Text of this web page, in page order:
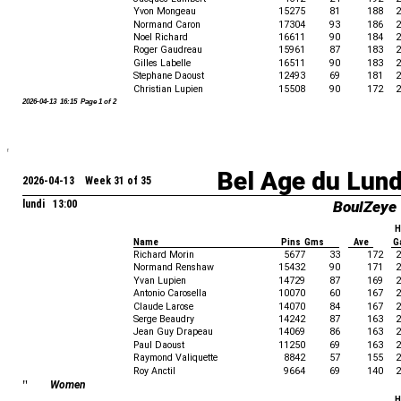
Yvon Mongeau
15275 81 188
Normand Caron
17304 93 186
Noel Richard
16611 90 184
Roger Gaudreau
15961 87 183
Gilles Labelle
16511 90 183
Stephane Daoust
12493 69 181
Christian Lupien
15508 90 172
2026-04-13 16:15 Page 1 of 2
Bel Age du
2026-04-13 Week 31 of 35
lundi 13:00
BoulZeye
Name
Pins Gms Ave
Richard Morin
5677 33 172
Normand Renshaw
15432 90 171
Yvan Lupien
14729 87 169
Antonio Carosella
10070 60 167
Claude Larose
14070 84 167
Serge Beaudry
14242 87 163
Jean Guy Drapeau
14069 86 163
Paul Daoust
11250 69 163
Raymond Valiquette
8842 57 155
Roy Anctil
9664 69 140
" Women